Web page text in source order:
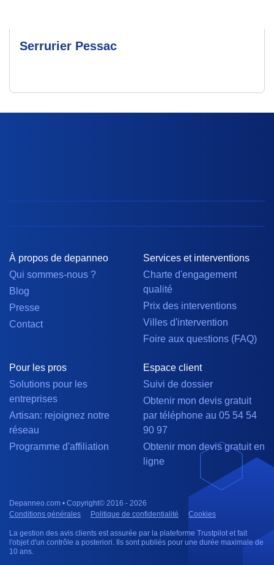
Serrurier Pessac
À propos de depanneo
Qui sommes-nous ?
Blog
Presse
Contact
Services et interventions
Charte d'engagement
qualité
Prix des interventions
Villes d'intervention
Foire aux questions (FAQ)
Pour les pros
Solutions pour les
entreprises
Artisan: rejoignez notre
réseau
Programme d'affiliation
Espace client
Suivi de dossier
Obtenir mon devis gratuit
par téléphone au 05 54 54
90 97
Obtenir mon devis gratuit en
ligne
Depanneo.com • Copyright© 2016 - 2026
Conditions générales
Politique de confidentialité Cookies
La gestion des avis clients est assurée par la plateforme Trustpilot et fait
l'objet d'un contrôle a posteriori. Ils sont publiés pour une durée maximale de
10 ans.